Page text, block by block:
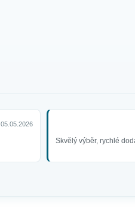
05.05.2026
Skvělý výběr, rychlé